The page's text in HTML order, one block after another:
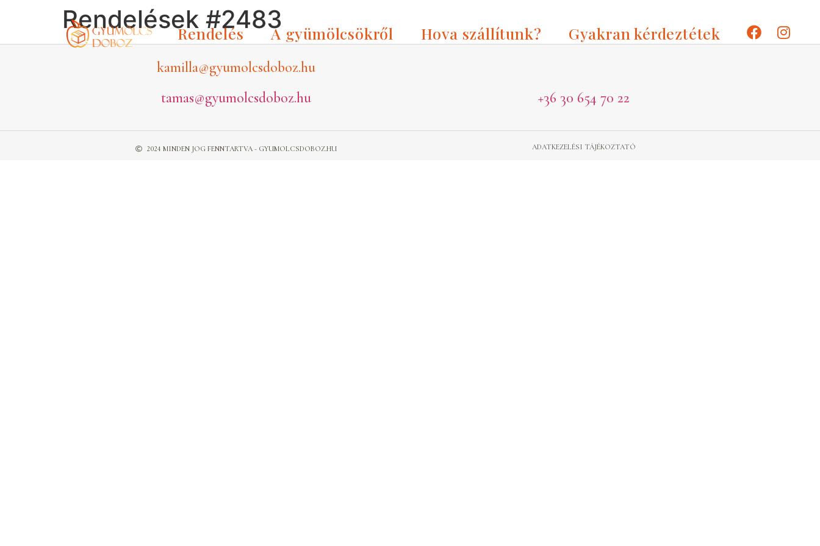
Rendelés A gyümölcsökről Hova szállítunk? Gyakran kérdeztétek
Rendelések #2483
kamilla@gyumolcsdoboz.hu
tamas@gyumolcsdoboz.hu
+36 30 654 70 22
2024 MINDEN JOG FENNTARTVA - GYUMOLCSDOBOZ.HU ADATKEZELÉSI TÁJÉKOZTATÓ